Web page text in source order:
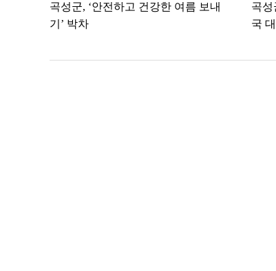
곡성군, ‘안전하고 건강한 여름 보내
기’ 박차
곡성
국